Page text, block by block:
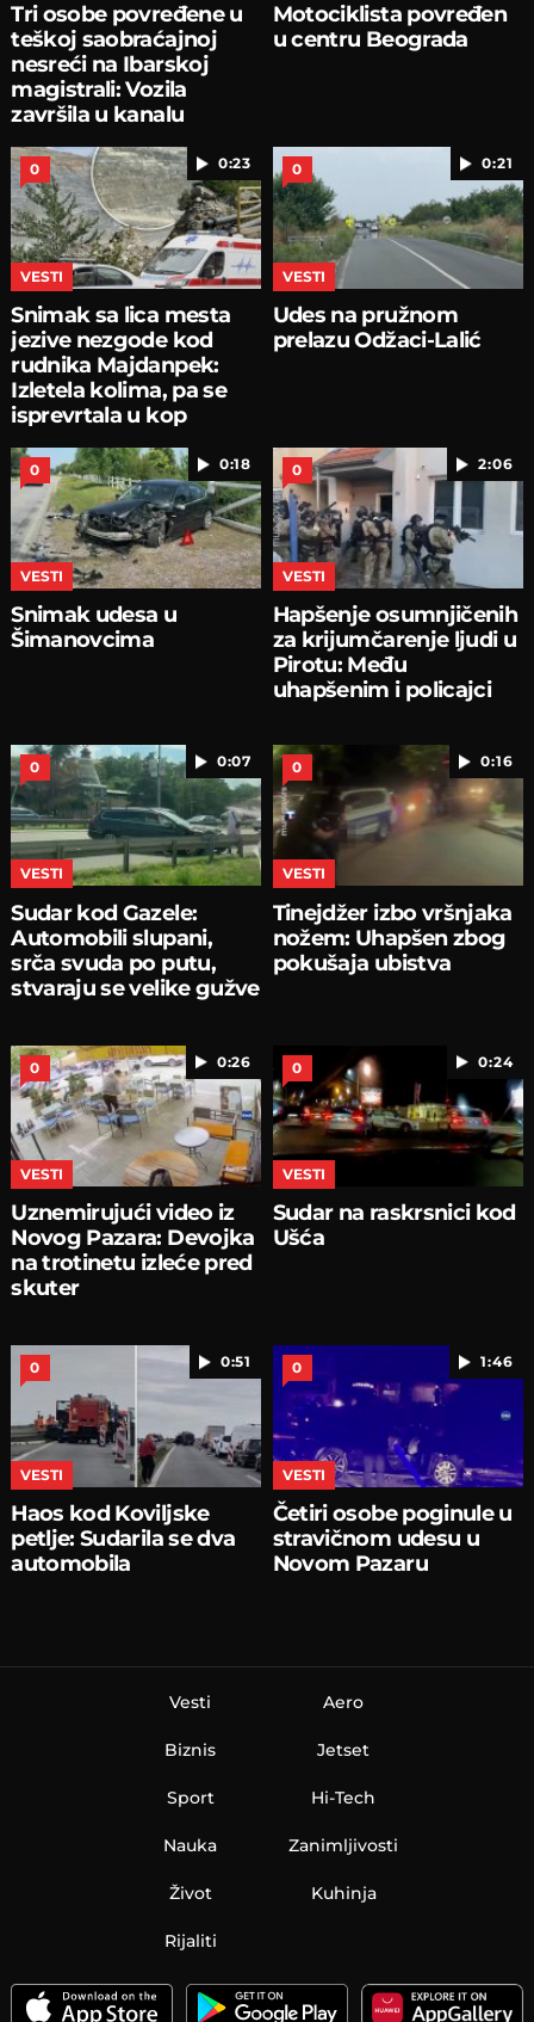
Tri osobe povređene u
teškoj saobraćajnoj
nesreći na Ibarskoj
magistrali: Vozila
završila u kanalu
Motociklista povređen
u centru Beograda
0:23
0
VESTI
Snimak sa lica mesta
jezive nezgode kod
rudnika Majdanpek:
Izletela kolima, pa se
isprevrtala u kop
0:21
0
VESTI
Udes na pružnom
prelazu Odžaci-Lalić
0:18
0
VESTI
Snimak udesa u
Šimanovcima
2:06
0
VESTI
Hapšenje osumnjičenih
za krijumčarenje ljudi u
Pirotu: Među
uhapšenim i policajci
0:07
0
VESTI
Sudar kod Gazele:
Automobili slupani,
srča svuda po putu,
stvaraju se velike gužve
0:16
0
VESTI
Tinejdžer izbo vršnjaka
nožem: Uhapšen zbog
pokušaja ubistva
0:26
0
VESTI
Uznemirujući video iz
Novog Pazara: Devojka
na trotinetu izleće pred
skuter
0:24
0
VESTI
Sudar na raskrsnici kod
Ušća
0:51
0
VESTI
Haos kod Koviljske
petlje: Sudarila se dva
automobila
1:46
0
VESTI
Četiri osobe poginule u
stravičnom udesu u
Novom Pazaru
Vesti
Biznis
Sport
Nauka
Aero
Jetset
Hi-Tech
Zanimljivosti
Život Kuhinja
Rijaliti